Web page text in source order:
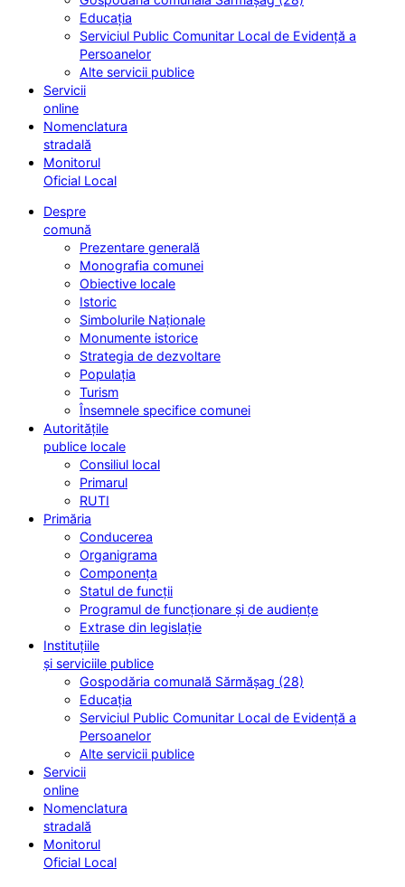
Educația
Serviciul Public Comunitar Local de Evidență a
Persoanelor
Alte servicii publice
Servicii
online
Nomenclatura
stradală
Monitorul
Oficial Local
Despre
comună
Prezentare generală
Monografia comunei
Obiective locale
Istoric
Simbolurile Naționale
Monumente istorice
Strategia de dezvoltare
Populația
Turism
Însemnele specifice comunei
Autoritățile
publice locale
Consiliul local
Primarul
RUTI
Primăria
Conducerea
Organigrama
Componența
Statul de funcții
Programul de funcționare și de audiențe
Extrase din legislație
Instituțiile
și serviciile publice
Gospodăria comunală Sărmășag (28)
Educația
Serviciul Public Comunitar Local de Evidență a
Persoanelor
Alte servicii publice
Servicii
online
Nomenclatura
stradală
Monitorul
Oficial Local